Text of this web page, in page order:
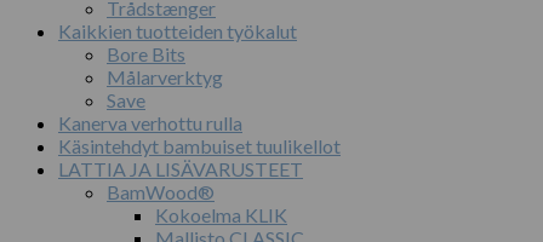
Trådstænger
Kaikkien tuotteiden työkalut
Bore Bits
Målarverktyg
Save
Kanerva verhottu rulla
Käsintehdyt bambuiset tuulikellot
LATTIA JA LISÄVARUSTEET
BamWood®
Kokoelma KLIK